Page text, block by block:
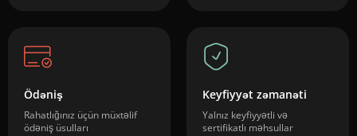
Ödəniş
Rahatlığınız üçün müxtəlif
ödəniş üsulları
Keyfiyyət zəmanəti
Yalnız keyfiyyətli və
sertifikatlı məhsullar